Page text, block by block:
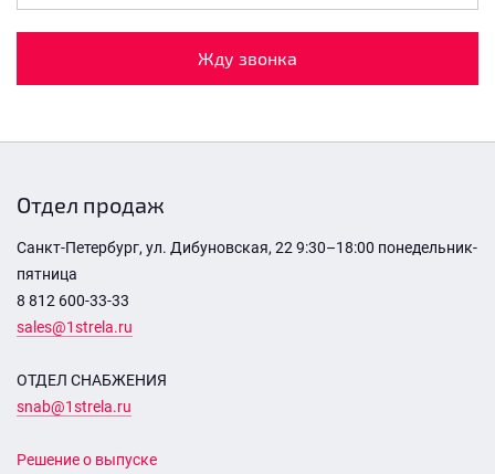
Жду звонка
Отдел продаж
Санкт-Петербург, ул. Дибуновская, 22 9:30–18:00 понедельник-
пятница
8 812 600-33-33
sales@1strela.ru
ОТДЕЛ СНАБЖЕНИЯ
snab@1strela.ru
Решение о выпуске